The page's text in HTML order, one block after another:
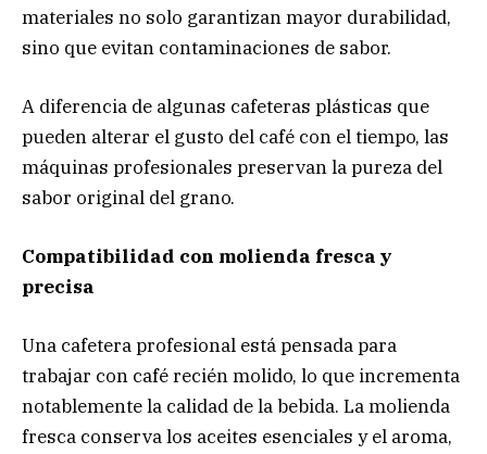
materiales no solo garantizan mayor durabilidad,
sino que evitan contaminaciones de sabor.
A diferencia de algunas cafeteras plásticas que
pueden alterar el gusto del café con el tiempo, las
máquinas profesionales preservan la pureza del
sabor original del grano.
Compatibilidad con molienda fresca y
precisa
Una cafetera profesional está pensada para
trabajar con café recién molido, lo que incrementa
notablemente la calidad de la bebida. La molienda
fresca conserva los aceites esenciales y el aroma,